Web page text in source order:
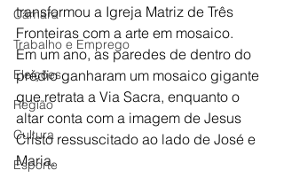
Câmara
Trabalho e Emprego
Eleições
Região
Cultura
Esporte
transformou a Igreja Matriz de Três
Fronteiras com a arte em mosaico.
Em um ano, as paredes de dentro do
prédio ganharam um mosaico gigante
que retrata a Via Sacra, enquanto o
altar conta com a imagem de Jesus
Cristo ressuscitado ao lado de José e
Maria.